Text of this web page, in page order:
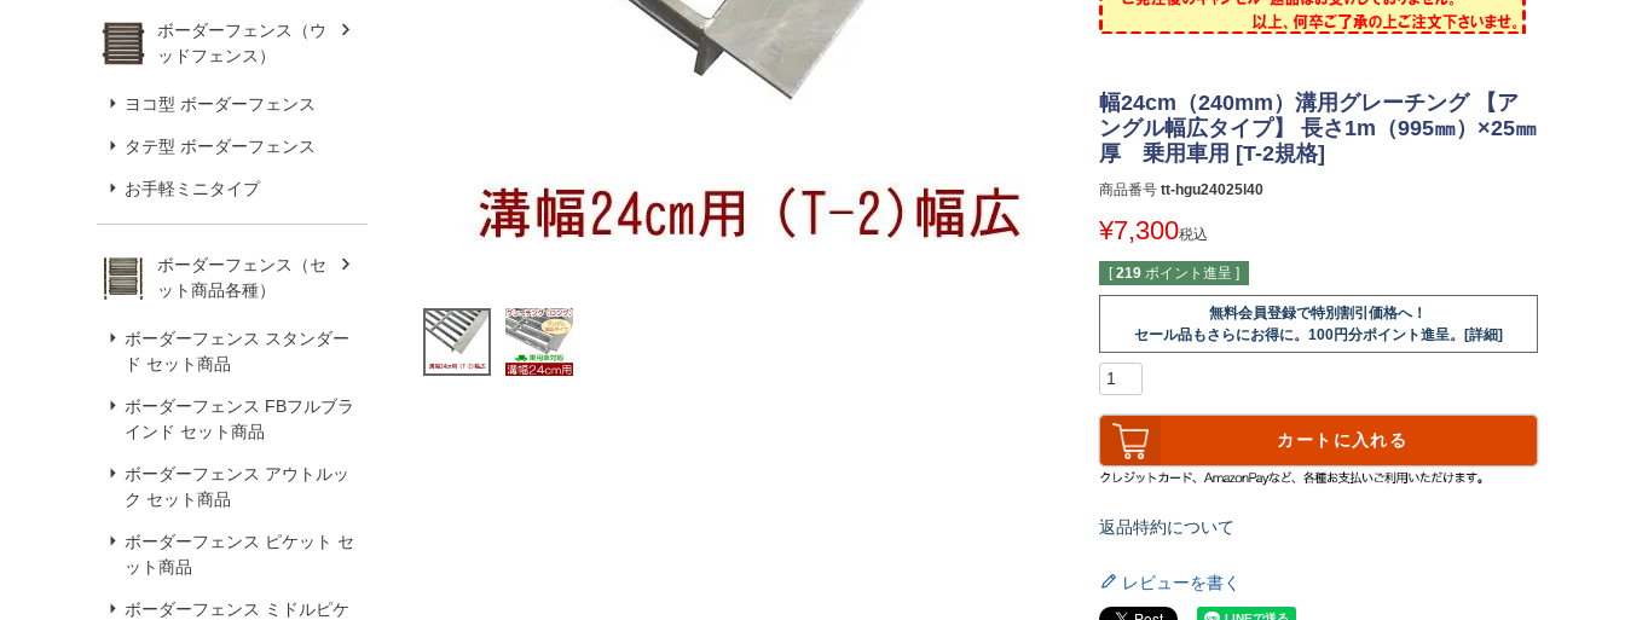
ボーダーフェンス（ウ
ッドフェンス）
ヨコ型 ボーダーフェンス
タテ型 ボーダーフェンス
お手軽ミニタイプ
ボーダーフェンス（セ
ット商品各種）
ボーダーフェンス スタンダー
ド セット商品
ボーダーフェンス FBフルブラ
インド セット商品
ボーダーフェンス アウトルッ
ク セット商品
ボーダーフェンス ピケット セ
ット商品
ボーダーフェンス ミドルピケ
幅24cm（240mm）溝用グレーチング 【ア
ングル幅広タイプ】 長さ1m（995㎜）×25㎜
厚 乗用車用 [T-2規格]
商品番号 tt-hgu24025l40
¥7,300税込
[ 219 ポイント進呈 ]
無料会員登録で特別割引価格へ！
セール品もさらにお得に。100円分ポイント進呈。[詳細]
カートに入れる
返品特約について
レビューを書く